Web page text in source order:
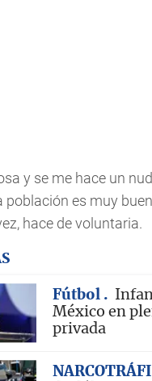
y se me hace un
población es muy
hace de voluntaria.
Fútbol
México en
privada